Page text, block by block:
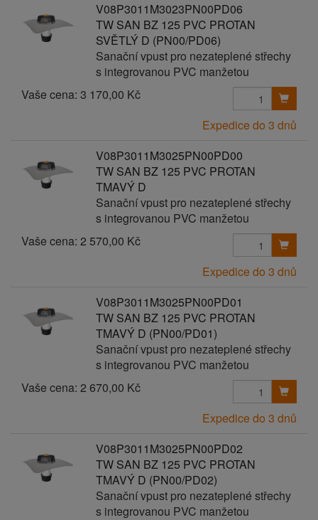
V08P3011M3023PN00PD06
TW SAN BZ 125 PVC PROTAN
SVĚTLÝ D (PN00/PD06)
Sanační vpust pro nezateplené střechy
s integrovanou PVC manžetou
Vaše cena: 3 170,00 Kč
Expedice do 3 dnů
V08P3011M3025PN00PD00
TW SAN BZ 125 PVC PROTAN
TMAVÝ D
Sanační vpust pro nezateplené střechy
s integrovanou PVC manžetou
Vaše cena: 2 570,00 Kč
Expedice do 3 dnů
V08P3011M3025PN00PD01
TW SAN BZ 125 PVC PROTAN
TMAVÝ D (PN00/PD01)
Sanační vpust pro nezateplené střechy
s integrovanou PVC manžetou
Vaše cena: 2 670,00 Kč
Expedice do 3 dnů
V08P3011M3025PN00PD02
TW SAN BZ 125 PVC PROTAN
TMAVÝ D (PN00/PD02)
Sanační vpust pro nezateplené střechy
s integrovanou PVC manžetou